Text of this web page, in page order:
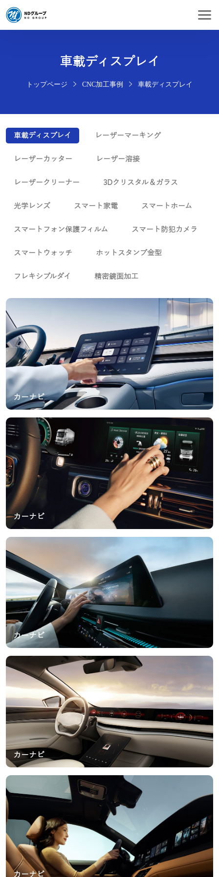
車載ディスプレイ
トップページ CNC加工事例 車載ディスプレイ
車載ディスプレイ レーザーマーキング
レーザーカッター レーザー溶接
レーザークリーナー 3Dクリスタル＆ガラス
光学レンズ スマート家電 スマートホーム
スマートフォン保護フィルム スマート防犯カメラ
スマートウォッチ ホットスタンプ金型
フレキシブルダイ 精密鏡面加工
カーナビ
カーナビ
カーナビ
カーナビ
カーナビ